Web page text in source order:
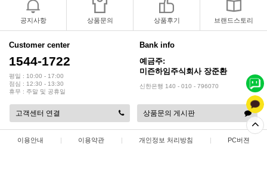
2018년 모바일샵 리뉴얼 업데이..
2017년 미즌하임 리뉴얼
2019년 설 명절 배송지연 안내
공지사항 상품문의 상품후기 브랜드스토리
Customer center
1544-1722
평일 : 10:00 - 17:00
점심 : 12:30 - 13:30
휴무 : 주말 및 공휴일
Bank info
예금주:
미즌하임주식회사 장준환
신한은행 140 - 010 - 796070
고객센터 연결 상품문의 게시판
이용안내 | 이용약관 | 개인정보 처리방침 | PC버젼